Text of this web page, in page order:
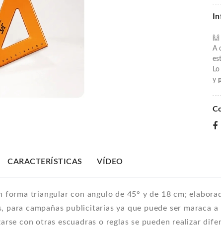
🙌
A
y
CARACTERÍSTICAS VÍDEO
forma triangular con angulo de 45° y de 18 cm;
para campañas publicitarias ya que puede ser maraca
con otras escuadras o reglas se pueden realizar